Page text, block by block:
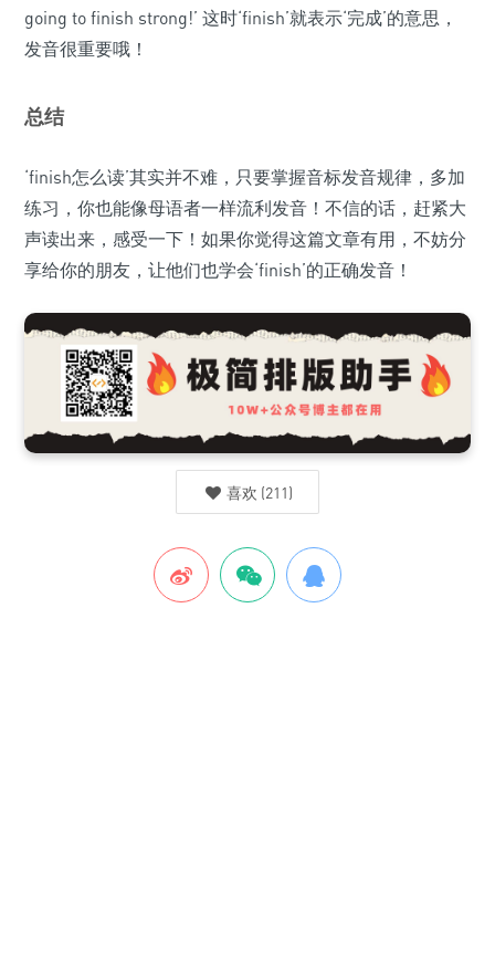
going to finish strong!’ 这时‘finish’就表示‘完成’的意思，
发音很重要哦！
总结
‘finish怎么读’其实并不难，只要掌握音标发音规律，多加
练习，你也能像母语者一样流利发音！不信的话，赶紧大
声读出来，感受一下！如果你觉得这篇文章有用，不妨分
享给你的朋友，让他们也学会‘finish’的正确发音！
喜欢 (211)